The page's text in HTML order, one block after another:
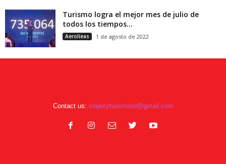
Turismo logra el mejor mes de julio de
todos los tiempos...
Aerolíeas 1 de agosto de 2022
Contact us: viajesyturismord@gmail.com